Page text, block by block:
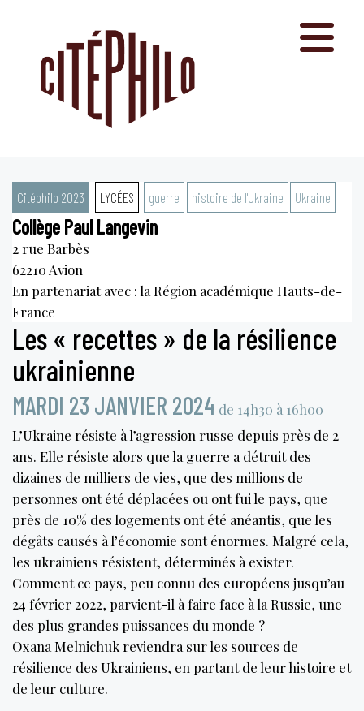
Citéphilo 2023 LYCÉES guerre histoire de l'Ukraine Ukraine
Collège Paul Langevin
2 rue Barbès
62210 Avion
En partenariat avec : la Région académique Hauts-de-
France
Les « recettes » de la résilience
ukrainienne
MARDI 23 JANVIER 2024 de 14h30 à 16h00
L’Ukraine résiste à l’agression russe depuis près de 2
ans. Elle résiste alors que la guerre a détruit des
dizaines de milliers de vies, que des millions de
personnes ont été déplacées ou ont fui le pays, que
près de 10% des logements ont été anéantis, que les
dégâts causés à l’économie sont énormes. Malgré cela,
les ukrainiens résistent, déterminés à exister.
Comment ce pays, peu connu des européens jusqu’au
24 février 2022, parvient-il à faire face à la Russie, une
des plus grandes puissances du monde ?
Oxana Melnichuk reviendra sur les sources de
résilience des Ukrainiens, en partant de leur histoire et
de leur culture.